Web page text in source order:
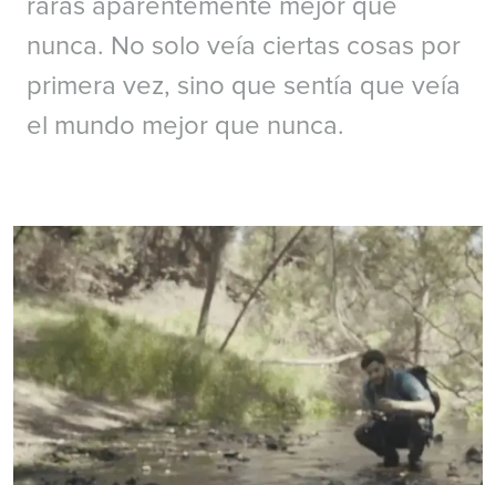
raras aparentemente mejor que
nunca. No solo veía ciertas cosas por
primera vez, sino que sentía que veía
el mundo mejor que nunca.